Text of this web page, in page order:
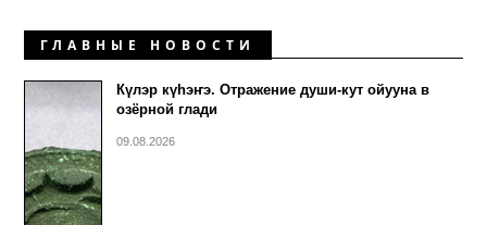
ГЛАВНЫЕ НОВОСТИ
Күлэр күhэҥэ. Отражение души-кут ойууна в
озёрной глади
09.08.2026